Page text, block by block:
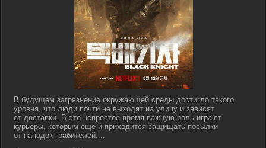
В будущем загрязнение окружающей среды достигло такого
уровня, что люди почти не выходят на улицу и зависят
от доставки. В это непростое время важную роль играют
курьеры, которым ещё и приходится защищать посылки
от нападок грабителей....